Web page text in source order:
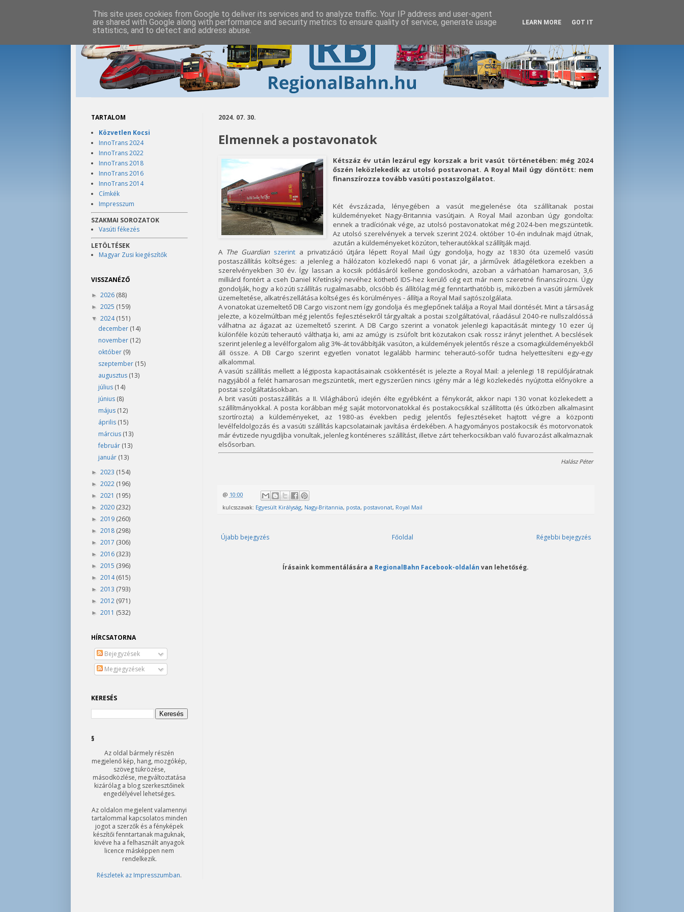
2024. 07. 30.
Elmennek a postavonatok
Kétszáz év után lezárul egy korszak a brit vasút történetében: még 2024
őszén leközlekedik az utolsó postavonat. A Royal Mail úgy döntött: nem
finanszírozza tovább vasúti postaszolgálatot.
Két évszázada, lényegében a vasút megjelenése óta szállítanak postai
küldeményeket Nagy-Britannia vasútjain. A Royal Mail azonban úgy gondolta:
ennek a tradíciónak vége, az utolsó postavonatokat még 2024-ben megszüntetik.
Az utolsó szerelvények a tervek szerint 2024. október 10-én indulnak majd útnak,
azután a küldeményeket közúton, teherautókkal szállítják majd.
A The Guardian szerinta privatizáció útjára lépett Royal Mail úgy gondolja, hogy az 1830 óta üzemelő vasúti
postaszállítás költséges: a jelenleg a hálózaton közlekedő napi 6 vonat jár, a járművek átlagéletkora ezekben a
szerelvényekben 30 év. Így lassan a kocsik pótlásáról kellene gondoskodni, azoban a várhatóan hamarosan, 3,6
milliárd fontért a cseh Daniel Křetínský nevéhez köthető IDS-hez kerülő cég ezt már nem szeretné finanszírozni. Úgy
gondolják, hogy a közúti szállítás rugalmasabb, olcsóbb és állítólag még fenntarthatóbb is, miközben a vasúti járművek
üzemeltetése, alkatrészellátása költséges és körülményes - állítja a Royal Mail sajtószolgálata.
A vonatokat üzemeltető DB Cargo viszont nem így gondolja és meglepőnek találja a Royal Mail döntését. Mint a társaság
jelezte, a közelmúltban még jelentős fejlesztésekről tárgyaltak a postai szolgáltatóval, ráadásul 2040-re nullszaldóssá
válhatna az ágazat az üzemeltető szerint. A DB Cargo szerint a vonatok jelenlegi kapacitását mintegy 10 ezer új
különféle közúti teherautó válthatja ki, ami az amúgy is zsúfolt brit közutakon csak rossz irányt jelenthet. A becslések
szerint jelenleg a levélforgalom alig 3%-át továbbítják vasúton, a küldemények jelentős része a csomagküldeményekből
áll össze. A DB Cargo szerint egyetlen vonatot legalább harminc teherautó-sofőr tudna helyettesíteni egy-egy
alkalommal.
A vasúti szállítás mellett a légiposta kapacitásainak csökkentését is jelezte a Royal Mail: a jelenlegi 18 repülőjáratnak
nagyjából a felét hamarosan megszüntetik, mert egyszerűen nincs igény már a légi közlekedés nyújtotta előnyökre a
postai szolgáltatásokban.
A brit vasúti postaszállítás a II. Világháború idején élte egyébként a fénykorát, akkor napi 130 vonat közlekedett a
szállítmányokkal. A posta korábban még saját motorvonatokkal és postakocsikkal szállította (és útközben alkalmasint
szortírozta) a küldeményeket, az 1980-as években pedig jelentős fejlesztéseket hajtott végre a központi
levélfeldolgozás és a vasúti szállítás kapcsolatainak javítása érdekében. A hagyományos postakocsik és motorvonatok
már évtizede nyugdíjba vonultak, jelenleg konténeres szállítást, illetve zárt teherkocsikban való fuvarozást alkalmaznak
elsősorban.
Halász Péter
@ 10:00
kulcsszavak: Egyesült Királyság, Nagy-Britannia, posta, postavonat, Royal Mail
Újabb bejegyzés Régebbi bejegyzés
Főoldal
Írásaink kommentálására a RegionalBahn Facebook-oldalán van lehetőség.
TARTALOM
Közvetlen Kocsi
InnoTrans 2024
InnoTrans 2022
InnoTrans 2018
InnoTrans 2016
InnoTrans 2014
Címkék
Impresszum
SZAKMAI SOROZATOK
Vasúti fékezés
LETÖLTÉSEK
Magyar Zusi kiegészítők
VISSZANÉZŐ
► 2026 (88)
► 2025 (159)
▼ 2024(151)
december (14)
november (12)
október (9)
szeptember (15)
augusztus (13)
július (14)
június (8)
május (12)
április (15)
március (13)
február (13)
január (13)
► 2023 (154)
► 2022 (196)
► 2021 (195)
► 2020 (232)
► 2019 (260)
► 2018 (298)
► 2017 (306)
► 2016 (323)
► 2015 (396)
► 2014(615)
► 2013 (793)
► 2012 (971)
► 2011 (532)
HÍRCSATORNA
Bejegyzések
Megjegyzések
KERESÉS
§
Az oldal bármely részén
megjelenő kép, hang, mozgókép,
szöveg tükrözése,
másodközlése, megváltoztatása
kizárólag a blog szerkesztőinek
engedélyével lehetséges.
Az oldalon megjelent valamennyi
tartalommal kapcsolatos minden
jogot a szerzők és a fényképek
készítői fenntartanak maguknak,
kivéve ha a felhasznált anyagok
licence másképpen nem
rendelkezik.
Részletek az Impresszumban.
This site uses cookies from Google to deliver its services and to analyze traffic. Your IP address and user-agent
are shared with Google along with performance and security metrics to ensure quality of service, generate usage
statistics, and to detect and address abuse.
LEARN MORE GOT IT